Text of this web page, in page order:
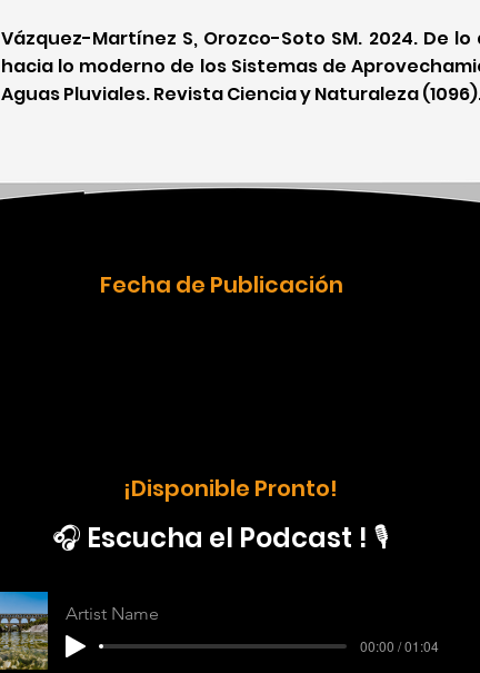
Vázquez-Martínez S, Orozco-Soto SM. 2024. De
hacia lo moderno de los Sistemas de
Aguas Pluviales. Revista Ciencia y Naturaleza
Fecha de Publicación
¡Disponible Pronto!
🎧 Escucha el Podcast ! 🎙️
Artist Name
00:00 / 01:04